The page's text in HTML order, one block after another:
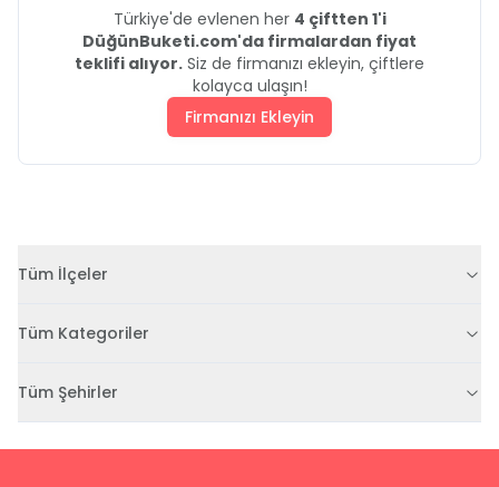
Türkiye'de evlenen her 4 çiftten 1'i
DüğünBuketi.com'da firmalardan fiyat
teklifi alıyor. Siz de firmanızı ekleyin, çiftlere
kolayca ulaşın!
Firmanızı Ekleyin
Tüm İlçeler
Tüm Kategoriler
Tüm Şehirler